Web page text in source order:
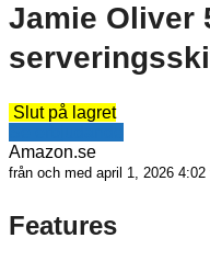
Jamie Oliver
Slut på lagret
Amazon.se
från och med april 1, 2026 4:02
Features